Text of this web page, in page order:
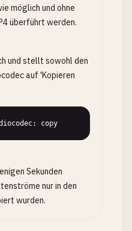
möglich und ohne
überführt werden.
und stellt sowohl den
auf 'Kopieren
copy
Sekunden
nur in den
wurden.